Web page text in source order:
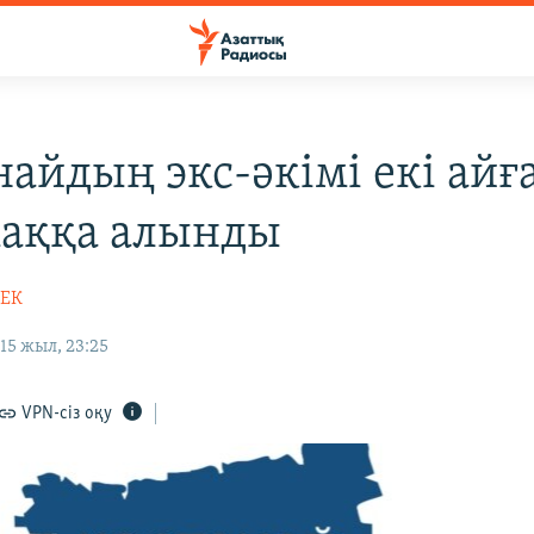
экс-әкімі екі
алынды
жыл, 23:25
VPN-сіз оқу